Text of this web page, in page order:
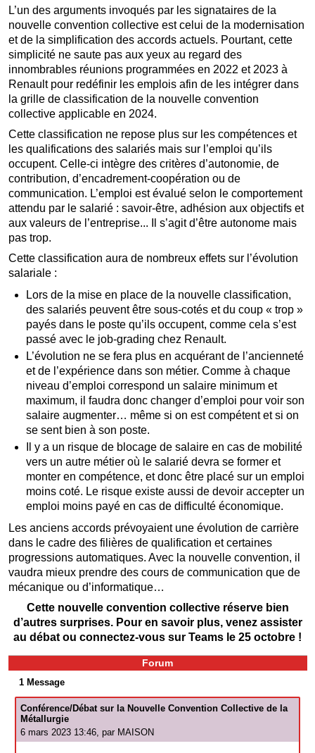
L’un des arguments invoqués par les signataires de la
nouvelle convention collective est celui de la modernisation
et de la simplification des accords actuels. Pourtant, cette
simplicité ne saute pas aux yeux au regard des
innombrables réunions programmées en 2022 et 2023 à
Renault pour redéfinir les emplois afin de les intégrer dans
la grille de classification de la nouvelle convention
collective applicable en 2024.
Cette classification ne repose plus sur les compétences et
les qualifications des salariés mais sur l’emploi qu’ils
occupent. Celle-ci intègre des critères d’autonomie, de
contribution, d’encadrement-coopération ou de
communication. L’emploi est évalué selon le comportement
attendu par le salarié : savoir-être, adhésion aux objectifs et
aux valeurs de l’entreprise... Il s’agit d’être autonome mais
pas trop.
Cette classification aura de nombreux effets sur l’évolution
salariale :
Lors de la mise en place de la nouvelle classification,
des salariés peuvent être sous-cotés et du coup « trop »
payés dans le poste qu’ils occupent, comme cela s’est
passé avec le job-grading chez Renault.
L’évolution ne se fera plus en acquérant de l’ancienneté
et de l’expérience dans son métier. Comme à chaque
niveau d’emploi correspond un salaire minimum et
maximum, il faudra donc changer d’emploi pour voir son
salaire augmenter… même si on est compétent et si on
se sent bien à son poste.
Il y a un risque de blocage de salaire en cas de mobilité
vers un autre métier où le salarié devra se former et
monter en compétence, et donc être placé sur un emploi
moins coté. Le risque existe aussi de devoir accepter un
emploi moins payé en cas de difficulté économique.
Les anciens accords prévoyaient une évolution de carrière
dans le cadre des filières de qualification et certaines
progressions automatiques. Avec la nouvelle convention, il
vaudra mieux prendre des cours de communication que de
mécanique ou d’informatique…
Cette nouvelle convention collective réserve bien
d’autres surprises. Pour en savoir plus, venez assister
au débat ou connectez-vous sur Teams le 25 octobre !
Forum
1 Message
Conférence/Débat sur la Nouvelle Convention Collective de la
Métallurgie
6 mars 2023 13:46, par MAISON